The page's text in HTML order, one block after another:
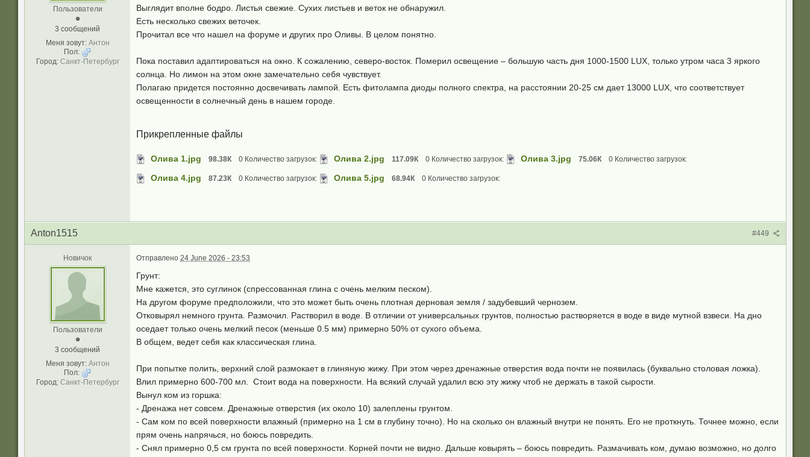
Пользователи
3 сообщений
Меня зовут: Антон
Пол:
Город: Санкт-Петербург
Выглядит вполне бодро. Листья свежие. Сухих листьев и веток не обнаружил.
Есть несколько свежих веточек.
Прочитал все что нашел на форуме и других про Оливы. В целом понятно.
Пока поставил адаптироваться на окно. К сожалению, северо-восток. Померил освещение – большую часть дня 1000-1500 LUX, только утром часа 3 яркого
солнца. Но лимон на этом окне замечательно себя чувствует.
Полагаю придется постоянно досвечивать лампой. Есть фитолампа диоды полного спектра, на расстоянии 20-25 см дает 13000 LUX, что соответствует
освещенности в солнечный день в нашем городе.
Прикрепленные файлы
Олива 1.jpg 98.38К 0 Количество загрузок: Олива 2.jpg 117.09К 0 Количество загрузок: Олива 3.jpg 75.06К 0 Количество загрузок:
Олива 4.jpg 87.23К 0 Количество загрузок: Олива 5.jpg 68.94К 0 Количество загрузок:
#449
Anton1515
Новичок
Пользователи
3 сообщений
Меня зовут: Антон
Пол:
Город: Санкт-Петербург
Отправлено 24 June 2026 - 23:53
Грунт:
Мне кажется, это суглинок (спрессованная глина с очень мелким песком).
На другом форуме предположили, что это может быть очень плотная дерновая земля / задубевший чернозем.
Отковырял немного грунта. Размочил. Растворил в воде. В отличии от универсальных грунтов, полностью растворяется в воде в виде мутной взвеси. На дно
оседает только очень мелкий песок (меньше 0.5 мм) примерно 50% от сухого объема.
В общем, ведет себя как классическая глина.
При попытке полить, верхний слой размокает в глиняную жижу. При этом через дренажные отверстия вода почти не появилась (буквально столовая ложка).
Влил примерно 600-700 мл. Стоит вода на поверхности. На всякий случай удалил всю эту жижу чтоб не держать в такой сырости.
Вынул ком из горшка:
- Дренажа нет совсем. Дренажные отверстия (их около 10) залеплены грунтом.
- Сам ком по всей поверхности влажный (примерно на 1 см в глубину точно). Но на сколько он влажный внутри не понять. Его не проткнуть. Точнее можно, если
прям очень напрячься, но боюсь повредить.
- Снял примерно 0,5 см грунта по всей поверхности. Корней почти не видно. Дальше ковырять – боюсь повредить. Размачивать ком, думаю возможно, но долго